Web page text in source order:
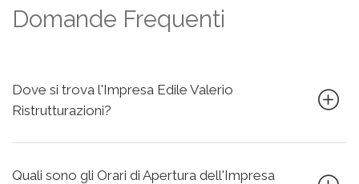
Domande Frequenti
Dove si trova l'Impresa Edile Valerio
Ristrutturazioni?
Quali sono gli Orari di Apertura dell'Impresa